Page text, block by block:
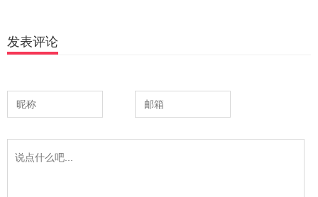
发表评论